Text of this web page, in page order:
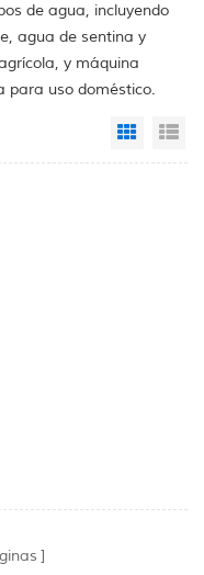
de agua, incluyendo
agua de sentina y
y máquina
para uso doméstico.
Grid